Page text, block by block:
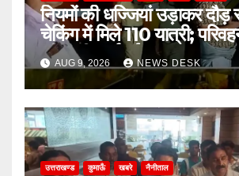
नियमों की धज्जियां उड़ाकर दौड़
चेकिंग में मिले 110 यात्री;
की कड़ी कार्रवाई
AUG 9, 2026 NEWS DESK
उत्तराखण्ड कुमाऊँ खबरे नैनीताल